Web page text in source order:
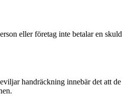
eller företag inte betalar en
handräckning innebär det att